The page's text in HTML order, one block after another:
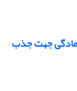
جهت جذب